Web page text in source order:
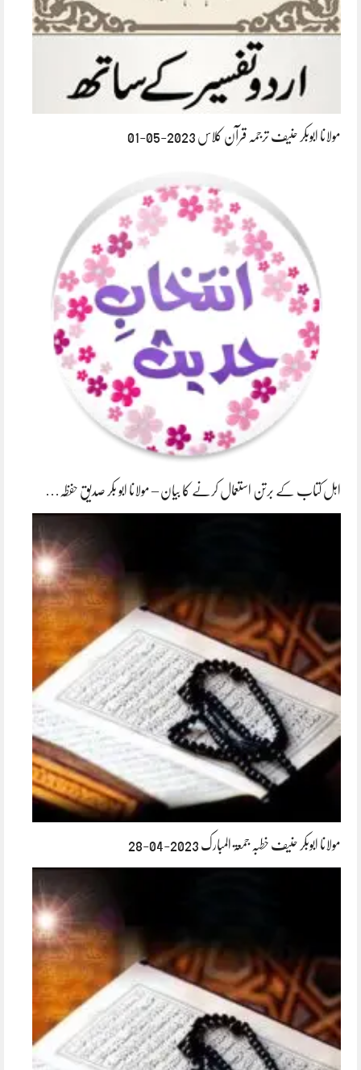
مولانا ابوبکر حنیف ترجمہ قرآن کلاس 2023-05-01
اہل کتاب کے برتن استعمال کرنے کا بیان – مولانا ابو بکر صدیق حفظہ…
مولانا ابوبکر حنیف خطبہ جمعۃ المبارک 2023-04-28